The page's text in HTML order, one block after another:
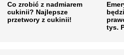
Co zrobić z nadmiarem
cukinii? Najlepsze
przetwory z cukinii!
tys.